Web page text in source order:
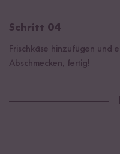
Schritt 04
Frischkäse hinzufügen und
Abschmecken, fertig!